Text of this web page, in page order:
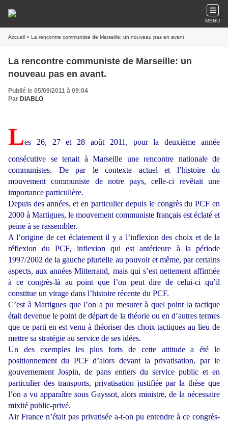
MENU
Accueil » La rencontre communiste de Marseille: un nouveau pas en avant.
La rencontre communiste de Marseille: un
nouveau pas en avant.
Publié le 05/09/2011 à 09:04
Par DIABLO
Les 26, 27 et 28 août 2011, pour la deuxième année
consécutive se tenait à Marseille une rencontre nationale de
communistes. De par le contexte actuel et l’histoire du
mouvement communiste de notre pays, celle-ci revêtait une
importance particulière.
Depuis des années, et en particulier depuis le congrès du PCF en
2000 à Martigues, le mouvement communiste français est éclaté et
peine à se rassembler.
A l’origine de cet éclatement il y a l’inflexion des choix et de la
réflexion du PCF, inflexion qui est antérieure à la période
1997/2002 de la gauche plurielle au pouvoir et même, par certains
aspects, aux années Mitterrand, mais qui s’est nettement affirmée
à ce congrès-là au point que l’on peut dire de celui-ci qu’il
constitue un virage dans l’histoire récente du PCF.
C’est à Martigues que l’on a pu mesurer à quel point la tactique
était devenue le point de départ de la théorie ou en d’autres termes
que ce parti en est venu à théoriser des choix tactiques au lieu de
mettre sa stratégie au service de ses idées.
Un des exemples les plus forts de cette attitude a été le
positionnement du PCF d’alors devant la privatisation, par le
gouvernement Jospin, de pans entiers du service public et en
particulier des transports, privatisation justifiée par la thèse que
l’on a vu apparaître sous Gayssot, alors ministre, de la nécessaire
mixité public-privé.
Air France n’était pas privatisée a-t-on pu entendre à ce congrès-